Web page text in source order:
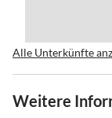
Alle Unterkünfte
Weitere